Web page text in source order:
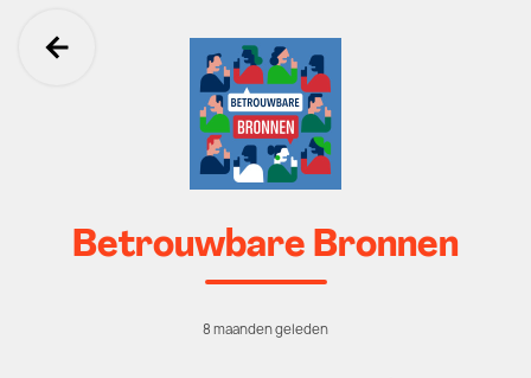
Ga terug
Betrouwbare Bronnen
8 maanden geleden